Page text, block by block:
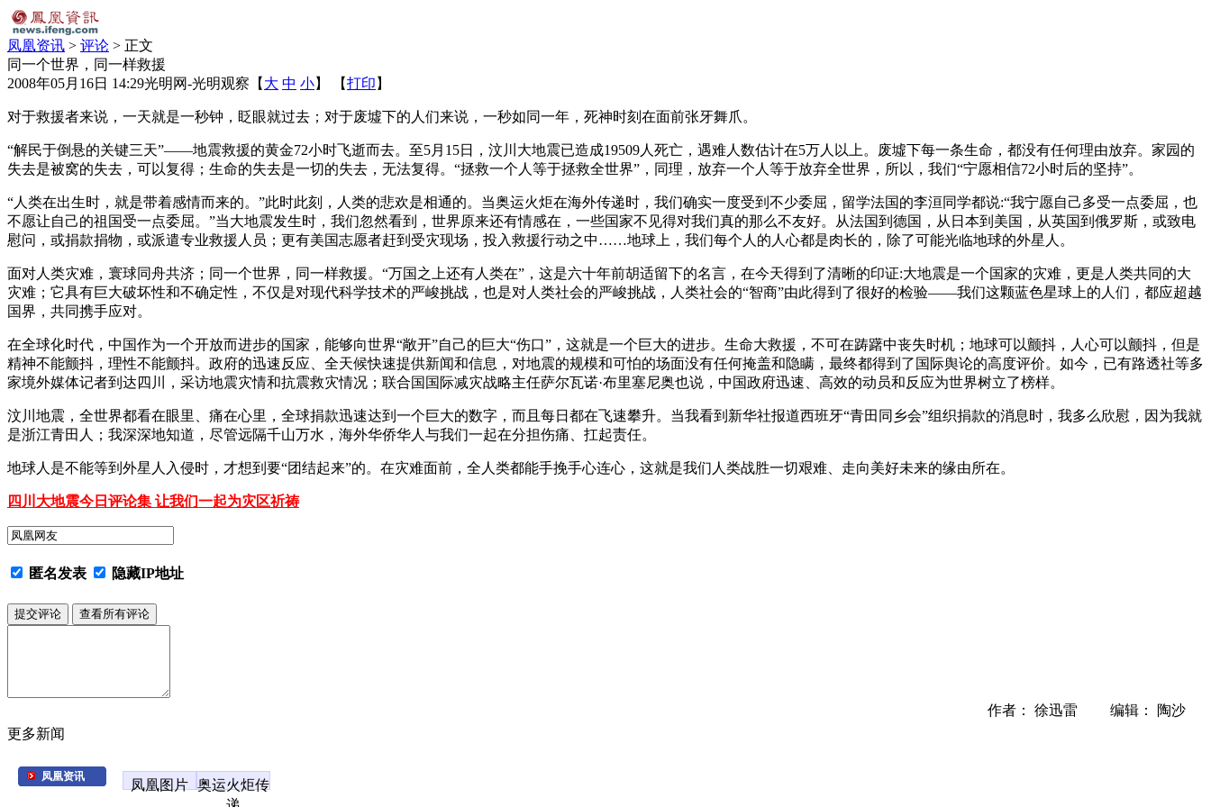
凤凰资讯 > 评论 > 正文
同一个世界，同一样救援
2008年05月16日 14:29光明网-光明观察 【 大 中 小】 【打印 】
对于救援者来说，一天就是一秒钟，眨眼就过去；对于废墟下的人们来说，一秒如同一年，死神时刻在面前张牙舞爪。
“解民于倒悬的关键三天”——地震救援的黄金72小时飞逝而去。至5月15日，汶川大地震已造成19509人死亡，遇难人数估计在5万人以上。废墟下每一条生命，都没有任何理由放弃。家园的
失去是被窝的失去，可以复得；生命的失去是一切的失去，无法复得。“拯救一个人等于拯救全世界”，同理，放弃一个人等于放弃全世界，所以，我们“宁愿相信72小时后的坚持”。
“人类在出生时，就是带着感情而来的。”此时此刻，人类的悲欢是相通的。当奥运火炬在海外传递时，我们确实一度受到不少委屈，留学法国的李洹同学都说:“我宁愿自己多受一点委屈，也
不愿让自己的祖国受一点委屈。”当大地震发生时，我们忽然看到，世界原来还有情感在，一些国家不见得对我们真的那么不友好。从法国到德国，从日本到美国，从英国到俄罗斯，或致电
慰问，或捐款捐物，或派遣专业救援人员；更有美国志愿者赶到受灾现场，投入救援行动之中……地球上，我们每个人的人心都是肉长的，除了可能光临地球的外星人。
面对人类灾难，寰球同舟共济；同一个世界，同一样救援。“万国之上还有人类在”，这是六十年前胡适留下的名言，在今天得到了清晰的印证:大地震是一个国家的灾难，更是人类共同的大
灾难；它具有巨大破坏性和不确定性，不仅是对现代科学技术的严峻挑战，也是对人类社会的严峻挑战，人类社会的“智商”由此得到了很好的检验——我们这颗蓝色星球上的人们，都应超越
国界，共同携手应对。
在全球化时代，中国作为一个开放而进步的国家，能够向世界“敞开”自己的巨大“伤口”，这就是一个巨大的进步。生命大救援，不可在踌躇中丧失时机；地球可以颤抖，人心可以颤抖，但是
精神不能颤抖，理性不能颤抖。政府的迅速反应、全天候快速提供新闻和信息，对地震的规模和可怕的场面没有任何掩盖和隐瞒，最终都得到了国际舆论的高度评价。如今，已有路透社等多
家境外媒体记者到达四川，采访地震灾情和抗震救灾情况；联合国国际减灾战略主任萨尔瓦诺·布里塞尼奥也说，中国政府迅速、高效的动员和反应为世界树立了榜样。
汶川地震，全世界都看在眼里、痛在心里，全球捐款迅速达到一个巨大的数字，而且每日都在飞速攀升。当我看到新华社报道西班牙“青田同乡会”组织捐款的消息时，我多么欣慰，因为我就
是浙江青田人；我深深地知道，尽管远隔千山万水，海外华侨华人与我们一起在分担伤痛、扛起责任。
地球人是不能等到外星人入侵时，才想到要“团结起来”的。在灾难面前，全人类都能手挽手心连心，这就是我们人类战胜一切艰难、走向美好未来的缘由所在。
四川大地震今日评论集 让我们一起为灾区祈祷
匿名发表 隐藏IP地址
作者： 徐迅雷 编辑： 陶沙
更多新闻
凤凰资讯
凤凰图片 奥运火炬传